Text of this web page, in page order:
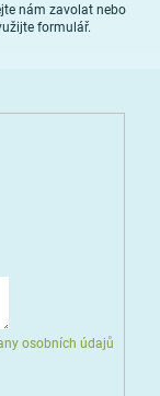
nám zavolat nebo
formulář.
osobních údajů